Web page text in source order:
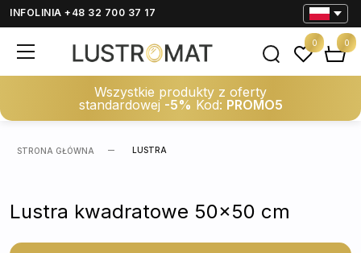
INFOLINIA +48 32 700 37 17
Wszystkie produkty z oferty
standardowej -5% Kod: PROMO5
0 0
STRONA GŁÓWNA LUSTRA
Lustra kwadratowe 50x50 cm